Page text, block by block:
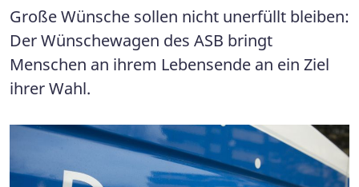
Große Wünsche sollen nicht unerfüllt bleiben:
Der Wünschewagen des ASB bringt
Menschen an ihrem Lebensende an ein Ziel
ihrer Wahl.